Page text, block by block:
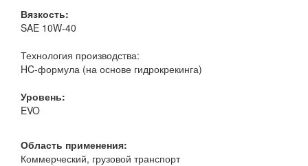
Вязкость:
SAE 10W-40
Технология производства:
HC-формула (на основе гидрокрекинга)
Уровень:
EVO
Область применения:
Коммерческий, грузовой транспорт